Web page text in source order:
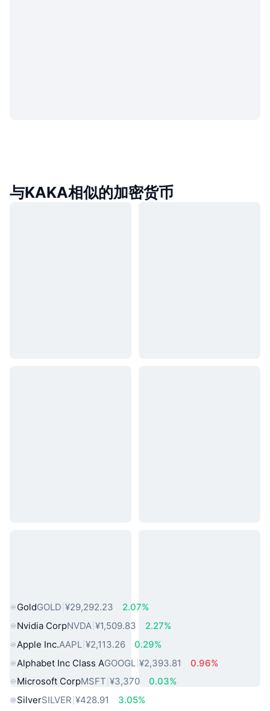
与KAKA相似的加密货币
GoldGOLD ¥29,292.23
2.07%
Nvidia CorpNVDA ¥1,509.83
2.27%
Apple Inc.AAPL ¥2,113.26
0.29%
Alphabet Inc Class AGOOGL ¥2,393.81
0.96%
Microsoft CorpMSFT ¥3,370
0.03%
SilverSILVER ¥428.91 3.05%